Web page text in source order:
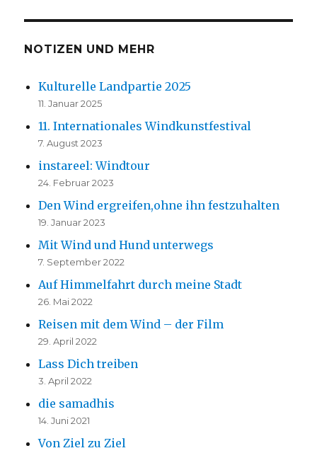
NOTIZEN UND MEHR
Kulturelle Landpartie 2025
11. Januar 2025
11. Internationales Windkunstfestival
7. August 2023
instareel: Windtour
24. Februar 2023
Den Wind ergreifen,ohne ihn festzuhalten
19. Januar 2023
Mit Wind und Hund unterwegs
7. September 2022
Auf Himmelfahrt durch meine Stadt
26. Mai 2022
Reisen mit dem Wind – der Film
29. April 2022
Lass Dich treiben
3. April 2022
die samadhis
14. Juni 2021
Von Ziel zu Ziel